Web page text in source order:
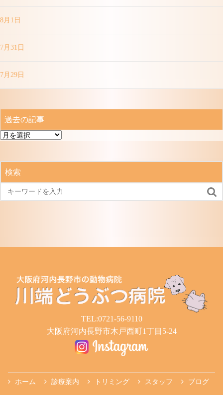
8月1日
7月31日
7月29日
過去の記事
過
記
検索

TEL:0721-56-9110
大阪府河内長野市木戸西町1丁目5-24
ホーム 診療案内 トリミング スタッフ ブログ